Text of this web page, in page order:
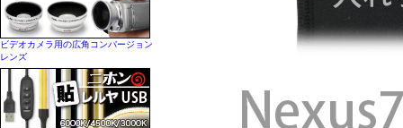
ビデオカメラ用の広角コンバージョン
レンズ